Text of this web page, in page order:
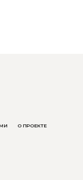
О ПРОЕКТЕ